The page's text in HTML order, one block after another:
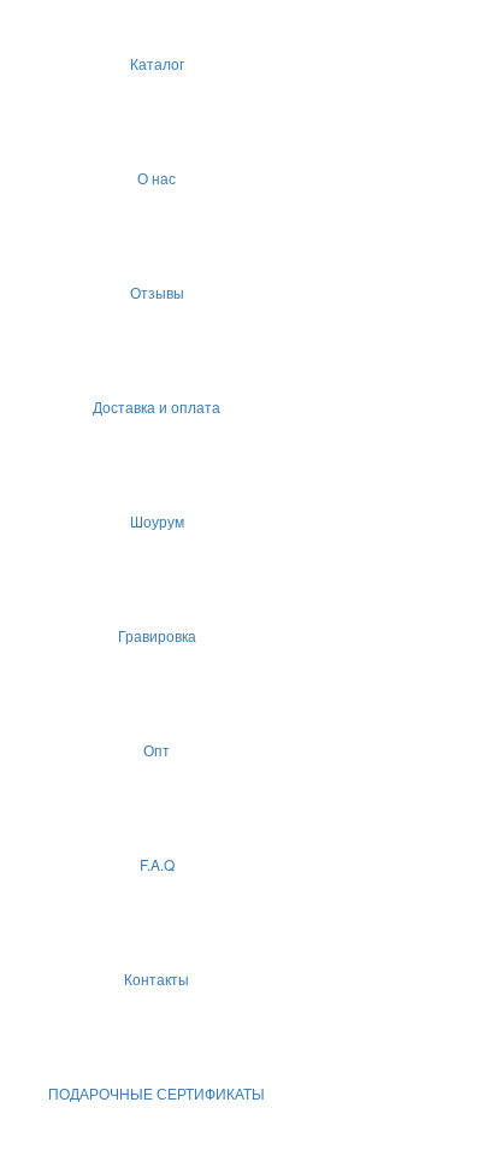
Каталог
О нас
Отзывы
Доставка и оплата
Шоурум
Гравировка
Опт
F.A.Q
Контакты
ПОДАРОЧНЫЕ СЕРТИФИКАТЫ